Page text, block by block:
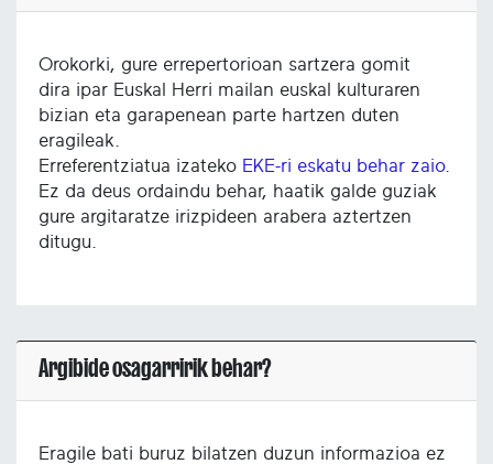
Orokorki, gure errepertorioan sartzera gomit
dira ipar Euskal Herri mailan euskal kulturaren
bizian eta garapenean parte hartzen duten
eragileak.
Erreferentziatua izateko EKE-ri eskatu behar zaio.
Ez da deus ordaindu behar, haatik galde guziak
gure argitaratze irizpideen arabera aztertzen
ditugu.
Argibide osagarririk behar?
Eragile bati buruz bilatzen duzun informazioa ez